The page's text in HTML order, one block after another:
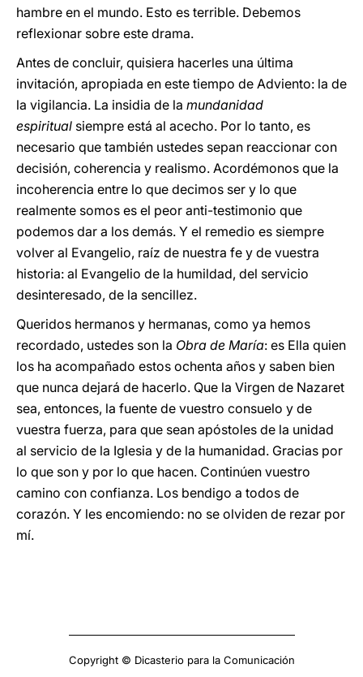
hambre en el mundo. Esto es terrible. Debemos
reflexionar sobre este drama.
Antes de concluir, quisiera hacerles una última
invitación, apropiada en este tiempo de Adviento: la de
la vigilancia. La insidia de la mundanidad
espiritual siempre está al acecho. Por lo tanto, es
necesario que también ustedes sepan reaccionar con
decisión, coherencia y realismo. Acordémonos que la
incoherencia entre lo que decimos ser y lo que
realmente somos es el peor anti-testimonio que
podemos dar a los demás. Y el remedio es siempre
volver al Evangelio, raíz de nuestra fe y de vuestra
historia: al Evangelio de la humildad, del servicio
desinteresado, de la sencillez.
Queridos hermanos y hermanas, como ya hemos
recordado, ustedes son la Obra de María: es Ella quien
los ha acompañado estos ochenta años y saben bien
que nunca dejará de hacerlo. Que la Virgen de Nazaret
sea, entonces, la fuente de vuestro consuelo y de
vuestra fuerza, para que sean apóstoles de la unidad
al servicio de la Iglesia y de la humanidad. Gracias por
lo que son y por lo que hacen. Continúen vuestro
camino con confianza. Los bendigo a todos de
corazón. Y les encomiendo: no se olviden de rezar por
mí.
Copyright © Dicasterio para la Comunicación